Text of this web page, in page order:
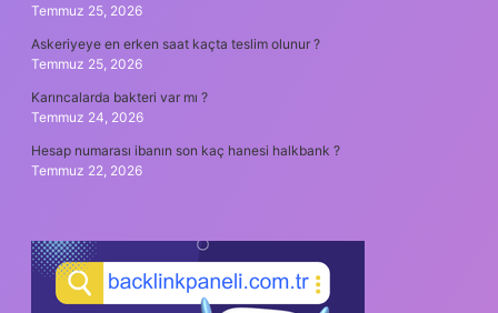
Temmuz 25, 2026
Askeriyeye en erken saat kaçta teslim olunur ?
Temmuz 25, 2026
Karıncalarda bakteri var mı ?
Temmuz 24, 2026
Hesap numarası ibanın son kaç hanesi halkbank ?
Temmuz 22, 2026